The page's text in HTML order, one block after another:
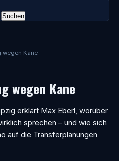
wegen Kane
wegen Kane
erklärt Max Eberl, worüber
sprechen – und wie sich
auf die Transferplanungen
Suchen